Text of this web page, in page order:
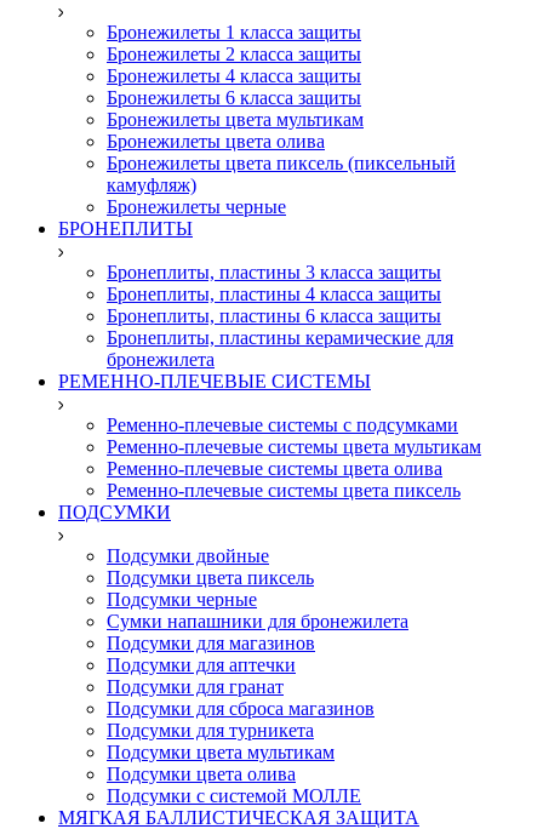
Бронежилеты 1 класса защиты
Бронежилеты 2 класса защиты
Бронежилеты 4 класса защиты
Бронежилеты 6 класса защиты
Бронежилеты цвета мультикам
Бронежилеты цвета олива
Бронежилеты цвета пиксель (пиксельный
камуфляж)
Бронежилеты черные
БРОНЕПЛИТЫ
Бронеплиты, пластины 3 класса защиты
Бронеплиты, пластины 4 класса защиты
Бронеплиты, пластины 6 класса защиты
Бронеплиты, пластины керамические для
бронежилета
РЕМЕННО-ПЛЕЧЕВЫЕ СИСТЕМЫ
Ременно-плечевые системы с подсумками
Ременно-плечевые системы цвета мультикам
Ременно-плечевые системы цвета олива
Ременно-плечевые системы цвета пиксель
ПОДСУМКИ
Подсумки двойные
Подсумки цвета пиксель
Подсумки черные
Сумки напашники для бронежилета
Подсумки для магазинов
Подсумки для аптечки
Подсумки для гранат
Подсумки для сброса магазинов
Подсумки для турникета
Подсумки цвета мультикам
Подсумки цвета олива
Подсумки с системой МОЛЛЕ
МЯГКАЯ БАЛЛИСТИЧЕСКАЯ ЗАЩИТА